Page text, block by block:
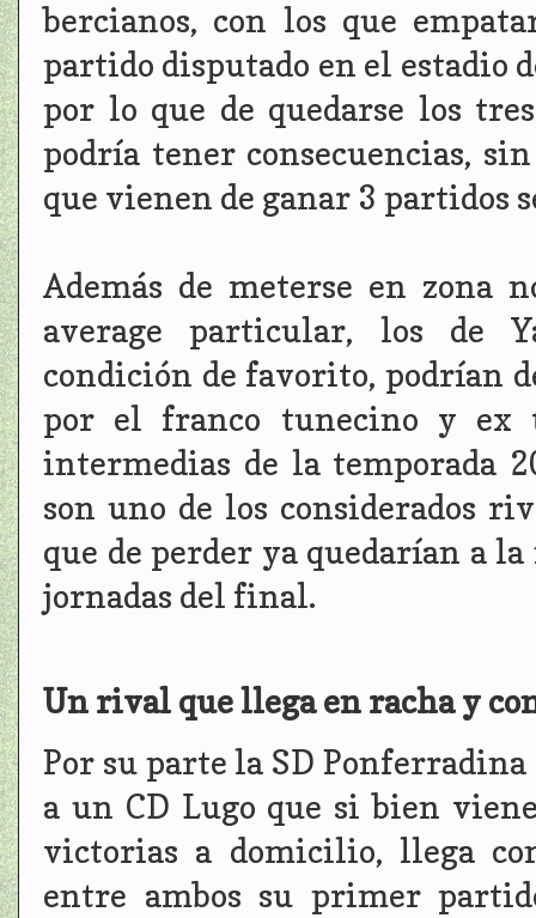
bercianos, con los que
partido disputado en el estadio
por lo que de quedarse los
podría tener consecuencias,
que vienen de ganar 3 partidos
Además de meterse en zona
average particular, los de
condición de favorito, podrían
por el franco tunecino y ex
intermedias de la temporada
son uno de los considerados
que de perder ya quedarían a
jornadas del final.
Un rival que llega en racha y
Por su parte la SD
a un CD Lugo que si bien
victorias a domicilio, llega
entre ambos su primer